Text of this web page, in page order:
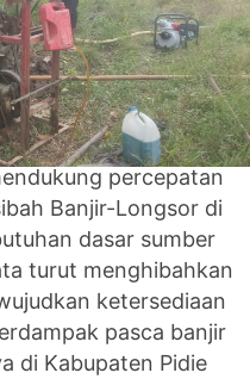
percepatan
Banjir-Longsor di
dasar sumber
turut menghibahkan
ketersediaan
pasca banjir
di Kabupaten Pidie